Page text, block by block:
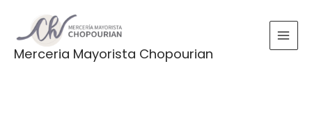
contenido
Merceria Mayorista Chopourian